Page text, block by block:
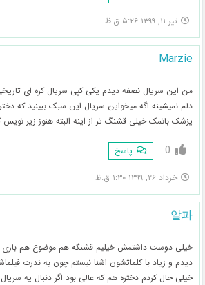
تیر ۱۱, ۱۳۹۹ ۵:۲۶ ق.ظ
Marzie
من این سریال نصفه دیدم یکی کپی سریال کره ای
دلم نمیشینه اگه میخواین سریال این سبک ببینید که
پزشک بانمک خیلی قشنگ تر از اینه البته هنوز زیر نویس
0 پاسخ
خرداد ۲۶, ۱۳۹۹ ۱:۳۰ ق.ظ
알파
خیلی دوست داشتمش خیلیم قشنگه هم موضوع هم بازی
دیدم و زیاد با کلماتشون اشنا نیستم چون به ندرت
خیلی حال کردم دختره هم که عالی بود اگر دنبال یه